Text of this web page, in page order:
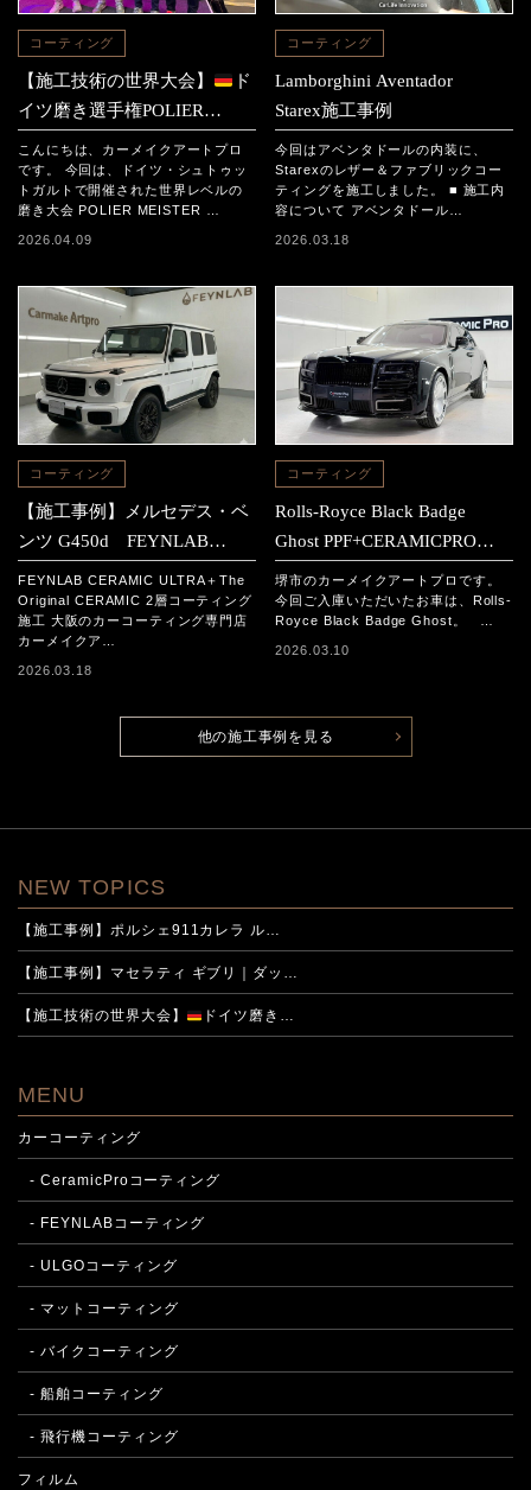
コーティング
【施工技術の世界大会】
ド
イツ磨き選手権POLIER
MEISTER SCHAFT2025に参
加｜日本チームの結果と現地
レポート
こんにちは、カーメイクアートプロ
です。 今回は、ドイツ・シュトゥッ
トガルトで開催された世界レベルの
磨き大会 POLIER MEISTER …
2026.04.09
コーティング
Lamborghini Aventador
Starex施工事例
今回はアベンタドールの内装に、
Starexのレザー＆ファブリックコー
ティングを施工しました。 ■ 施工内
容について アベンタドール…
2026.03.18
コーティング
【施工事例】メルセデス・ベ
ンツ G450d FEYNLAB
CERAMIC ULTRA＋The
Original CERAMIC 2層コーテ
ィング施工
FEYNLAB CERAMIC ULTRA＋The
Original CERAMIC 2層コーティング
施工 大阪のカーコーティング専門店
カーメイクア…
2026.03.18
コーティング
Rolls-Royce Black Badge
Ghost PPF+CERAMICPRO
ION施工事例
堺市のカーメイクアートプロです。
今回ご入庫いただいたお車は、Rolls-
Royce Black Badge Ghost。 …
2026.03.10
他の施工事例を見る
NEW TOPICS
【施工事例】ポルシェ911カレラ ル…
【施工事例】マセラティ ギブリ｜ダッ…
【施工技術の世界大会】 ドイツ磨き…
MENU
カーコーティング
- CeramicProコーティング
- FEYNLABコーティング
- ULGOコーティング
- マットコーティング
- バイクコーティング
- 船舶コーティング
- 飛行機コーティング
フィルム